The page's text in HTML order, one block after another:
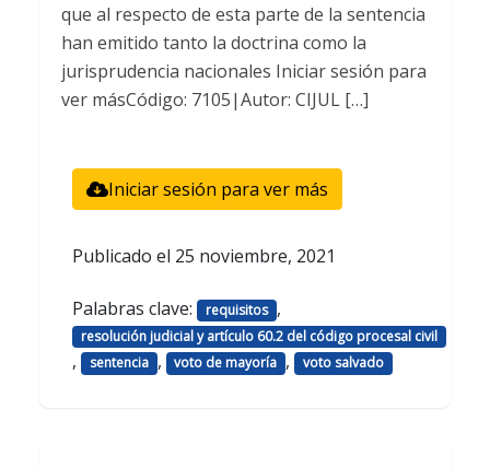
que al respecto de esta parte de la sentencia
han emitido tanto la doctrina como la
jurisprudencia nacionales Iniciar sesión para
ver másCódigo: 7105|Autor: CIJUL […]
Iniciar sesión para ver más
Publicado el 25 noviembre, 2021
Palabras clave: requisitos ,
resolución judicial y artículo 60.2 del código procesal civil
, sentencia , voto de mayoría , voto salvado